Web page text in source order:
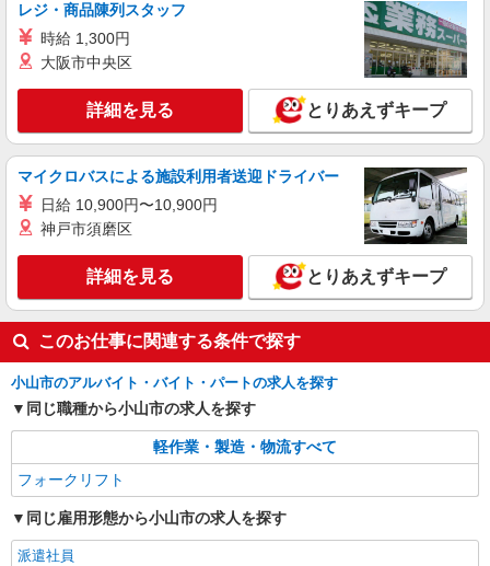
レジ・商品陳列スタッフ
時給 1,300円
大阪市中央区
詳細を見る とりあえずキープ
マイクロバスによる施設利用者送迎ドライバー
日給 10,900円〜10,900円
神戸市須磨区
詳細を見る とりあえずキープ
このお仕事に関連する条件で探す
小山市のアルバイト・バイト・パートの求人を探す
同じ職種から小山市の求人を探す
軽作業・製造・物流すべて
フォークリフト
同じ雇用形態から小山市の求人を探す
派遣社員